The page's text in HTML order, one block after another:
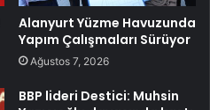
Alanyurt Yüzme Havuzunda
Yapım Çalışmaları Sürüyor
Ağustos 7, 2026
BBP lideri Destici: Muhsin